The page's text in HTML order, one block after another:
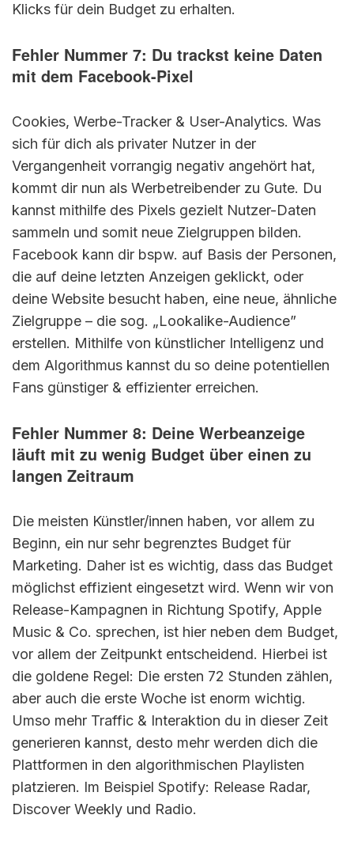
Klicks für dein Budget zu erhalten.
Fehler Nummer 7: Du trackst keine Daten
mit dem Facebook-Pixel
Cookies, Werbe-Tracker & User-Analytics. Was
sich für dich als privater Nutzer in der
Vergangenheit vorrangig negativ angehört hat,
kommt dir nun als Werbetreibender zu Gute. Du
kannst mithilfe des Pixels gezielt Nutzer-Daten
sammeln und somit neue Zielgruppen bilden.
Facebook kann dir bspw. auf Basis der Personen,
die auf deine letzten Anzeigen geklickt, oder
deine Website besucht haben, eine neue, ähnliche
Zielgruppe – die sog. „Lookalike-Audience”
erstellen. Mithilfe von künstlicher Intelligenz und
dem Algorithmus kannst du so deine potentiellen
Fans günstiger & effizienter erreichen.
Fehler Nummer 8: Deine Werbeanzeige
läuft mit zu wenig Budget über einen zu
langen Zeitraum
Die meisten Künstler/innen haben, vor allem zu
Beginn, ein nur sehr begrenztes Budget für
Marketing. Daher ist es wichtig, dass das Budget
möglichst effizient eingesetzt wird. Wenn wir von
Release-Kampagnen in Richtung Spotify, Apple
Music & Co. sprechen, ist hier neben dem Budget,
vor allem der Zeitpunkt entscheidend. Hierbei ist
die goldene Regel: Die ersten 72 Stunden zählen,
aber auch die erste Woche ist enorm wichtig.
Umso mehr Traffic & Interaktion du in dieser Zeit
generieren kannst, desto mehr werden dich die
Plattformen in den algorithmischen Playlisten
platzieren. Im Beispiel Spotify: Release Radar,
Discover Weekly und Radio.